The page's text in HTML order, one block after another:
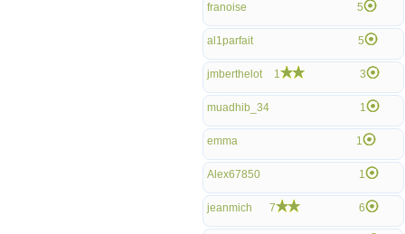
franoise 5
al1parfait 5
jmberthelot 1 3
muadhib_34 1
emma 1
Alex67850 1
jeanmich 7 6